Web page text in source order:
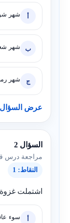
أ شهر
ب شهر
ج شهر
عرض السؤال
السؤال 2
مراجعة درس
النقاط: 1
اشتملت
أ سوء